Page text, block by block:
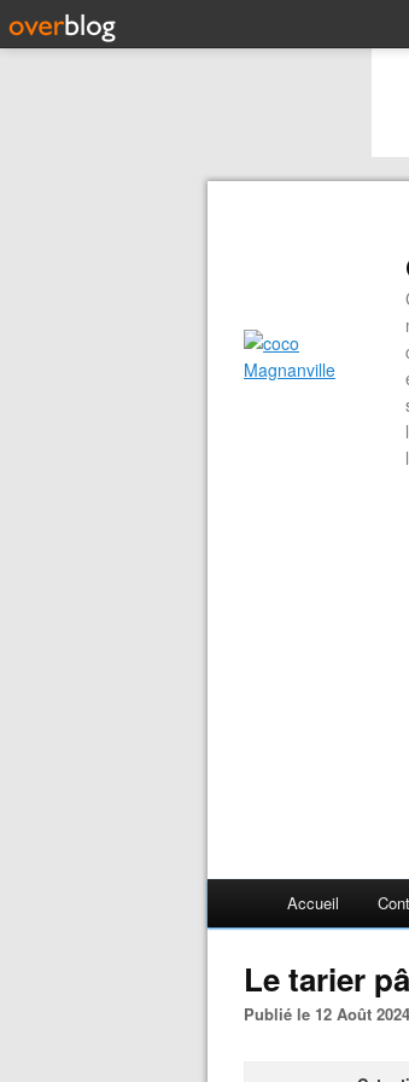
Accueil
Le tarier
Publié le 12 Août 2024